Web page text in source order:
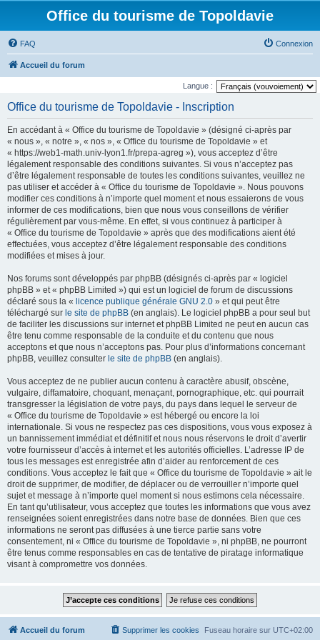
Office du tourisme de Topoldavie
FAQ Connexion
Accueil du forum
Langue :
Office du tourisme de Topoldavie - Inscription
En accédant à « Office du tourisme de Topoldavie » (désigné ci-après par
« nous », « notre », « nos », « Office du tourisme de Topoldavie » et
« https://web1-math.univ-lyon1.fr/prepa-agreg »), vous acceptez d’être
légalement responsable des conditions suivantes. Si vous n’acceptez pas
d’être légalement responsable de toutes les conditions suivantes, veuillez ne
pas utiliser et accéder à « Office du tourisme de Topoldavie ». Nous pouvons
modifier ces conditions à n’importe quel moment et nous essaierons de vous
informer de ces modifications, bien que nous vous conseillons de vérifier
régulièrement par vous-même. En effet, si vous continuez à participer à
« Office du tourisme de Topoldavie » après que des modifications aient été
effectuées, vous acceptez d’être légalement responsable des conditions
modifiées et mises à jour.
Nos forums sont développés par phpBB (désignés ci-après par « logiciel
phpBB » et « phpBB Limited ») qui est un logiciel de forum de discussions
déclaré sous la « licence publique générale GNU 2.0 » et qui peut être
téléchargé sur le site de phpBB (en anglais). Le logiciel phpBB a pour seul but
de faciliter les discussions sur internet et phpBB Limited ne peut en aucun cas
être tenu comme responsable de la conduite et du contenu que nous
acceptons et que nous n’acceptons pas. Pour plus d’informations concernant
phpBB, veuillez consulter le site de phpBB (en anglais).
Vous acceptez de ne publier aucun contenu à caractère abusif, obscène,
vulgaire, diffamatoire, choquant, menaçant, pornographique, etc. qui pourrait
transgresser la législation de votre pays, du pays dans lequel le serveur de
« Office du tourisme de Topoldavie » est hébergé ou encore la loi
internationale. Si vous ne respectez pas ces dispositions, vous vous exposez à
un bannissement immédiat et définitif et nous nous réservons le droit d’avertir
votre fournisseur d’accès à internet et les autorités officielles. L’adresse IP de
tous les messages est enregistrée afin d’aider au renforcement de ces
conditions. Vous acceptez le fait que « Office du tourisme de Topoldavie » ait le
droit de supprimer, de modifier, de déplacer ou de verrouiller n’importe quel
sujet et message à n’importe quel moment si nous estimons cela nécessaire.
En tant qu’utilisateur, vous acceptez que toutes les informations que vous avez
renseignées soient enregistrées dans notre base de données. Bien que ces
informations ne seront pas diffusées à une tierce partie sans votre
consentement, ni « Office du tourisme de Topoldavie », ni phpBB, ne pourront
être tenus comme responsables en cas de tentative de piratage informatique
visant à compromettre vos données.
Accueil du forum Fuseau horaire sur UTC+02:00
Supprimer les cookies